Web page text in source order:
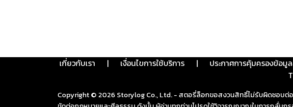
เกี่ยวกับเรา | เงื่อนไขการใช้บริการ | ประกาศการคุ้มครองข้อมู
Copyright © 2026 Storylog Co., Ltd. - สตอรี่ล็อกขอสงวนสิทธิ์ไม่รับผิดชอบต่